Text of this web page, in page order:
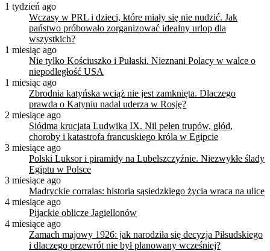
1 tydzień ago
Wczasy w PRL i dzieci, które miały się nie nudzić. Jak
państwo próbowało zorganizować idealny urlop dla
wszystkich?
1 miesiąc ago
Nie tylko Kościuszko i Pułaski. Nieznani Polacy w walce o
niepodległość USA
1 miesiąc ago
Zbrodnia katyńska wciąż nie jest zamknięta. Dlaczego
prawda o Katyniu nadal uderza w Rosję?
2 miesiące ago
Siódma krucjata Ludwika IX. Nil pełen trupów, głód,
choroby i katastrofa francuskiego króla w Egipcie
3 miesiące ago
Polski Luksor i piramidy na Lubelszczyźnie. Niezwykłe ślady
Egiptu w Polsce
3 miesiące ago
Madryckie corralas: historia sąsiedzkiego życia wraca na ulice
4 miesiące ago
Pijackie oblicze Jagiellonów
4 miesiące ago
Zamach majowy 1926: jak narodziła się decyzja Piłsudskiego
i dlaczego przewrót nie był planowany wcześniej?